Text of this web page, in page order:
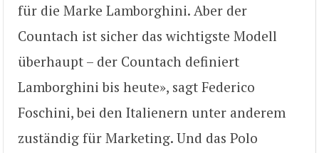
für die Marke Lamborghini. Aber der
Countach ist sicher das wichtigste Modell
überhaupt – der Countach definiert
Lamborghini bis heute», sagt Federico
Foschini, bei den Italienern unter anderem
zuständig für Marketing. Und das Polo